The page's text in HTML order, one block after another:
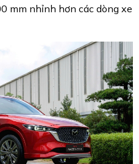
mm nhỉnh hơn các dòng xe